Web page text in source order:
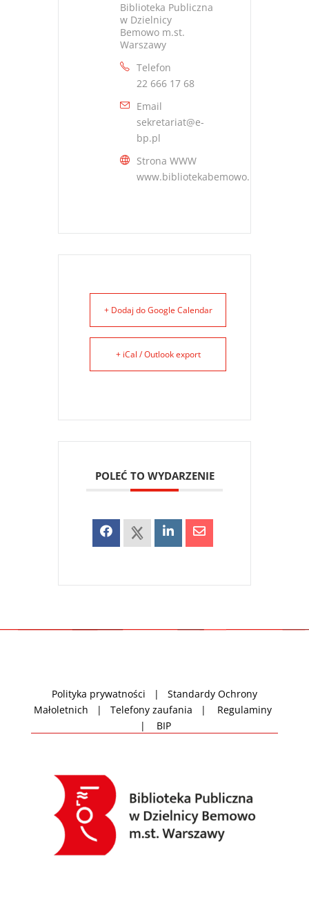
Biblioteka Publiczna
w Dzielnicy
Bemowo m.st.
Warszawy
Telefon
22 666 17 68
Email
sekretariat@e-
bp.pl
Strona WWW
www.bibliotekabemowo.pl
+ Dodaj do Google Calendar
+ iCal / Outlook export
POLEĆ TO WYDARZENIE
Polityka prywatności | Standardy Ochrony
Małoletnich |Telefony zaufania | Regulaminy
| BIP